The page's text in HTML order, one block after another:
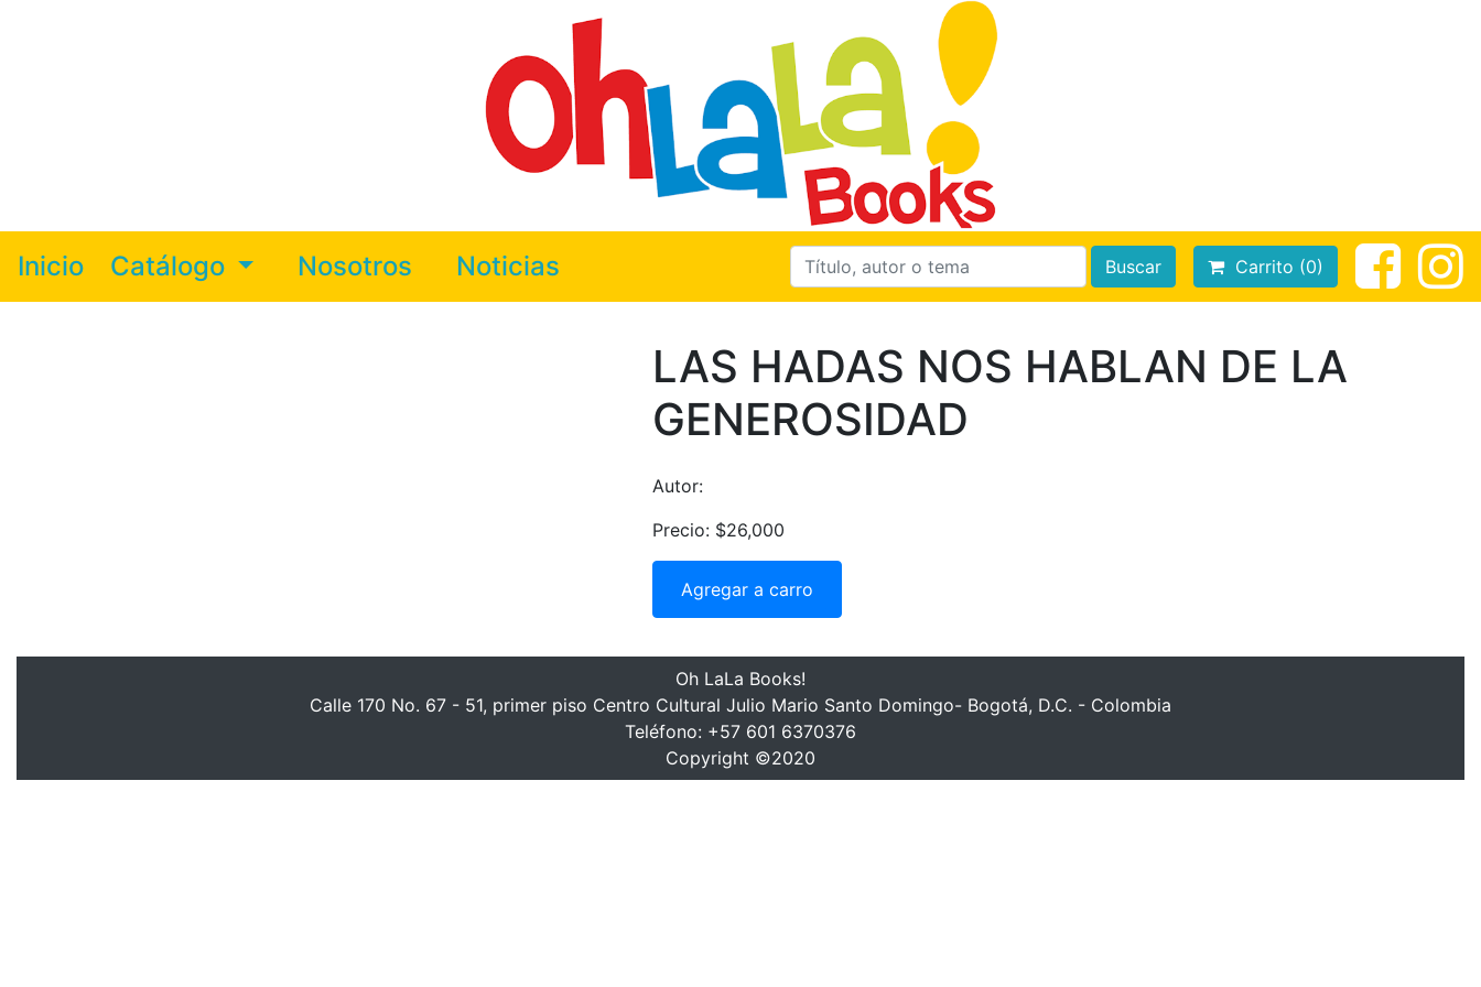
Inicio Catálogo Nosotros Noticias Buscar Carrito (0)
LAS HADAS NOS HABLAN DE LA
GENEROSIDAD
Autor:
Precio: $26,000
Agregar a carro
Oh LaLa Books!
Calle 170 No. 67 - 51, primer piso Centro Cultural Julio Mario Santo Domingo- Bogotá, D.C. - Colombia
Teléfono: +57 601 6370376
Copyright ©2020